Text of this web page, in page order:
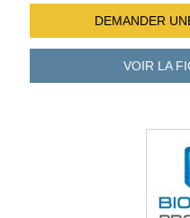
DEMANDER
VOIR LA